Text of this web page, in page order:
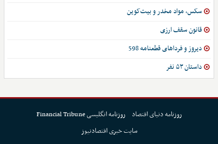
سکس، مواد مخدر و بیت‌کوین
قانون سقف ارزی
دیروز و فرداهای قطعنامه 598
داستان ۵۳ نفر
روزنامه دنیای اقتصاد
روزنامه انگلیسی Financial Tribune
سایت خبری اقتصادنیوز